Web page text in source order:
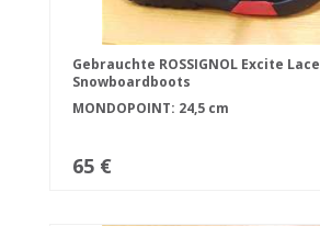
Gebrauchte ROSSIGNOL Excite Lace
Snowboardboots
MONDOPOINT: 24,5 cm
65 €